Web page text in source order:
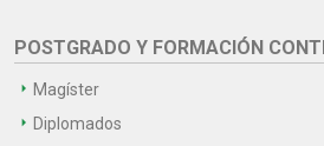
POSTGRADO Y FORMACIÓN
Magíster
Diplomados